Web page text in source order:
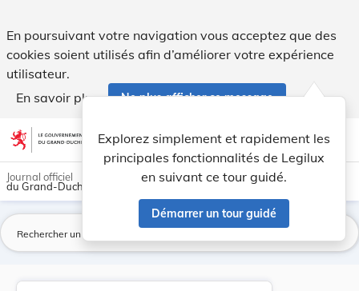
En poursuivant votre navigation vous acceptez que des
cookies soient utilisés afin d’améliorer votre expérience
utilisateur.
En savoir plus
Ne plus afficher ce message
Aller au contenu account_circle help Aide
Explorez simplement et rapidement les
principales fonctionnalités de Legilux
en suivant ce tour guidé.
Démarrer un tour guidé
light_mode dark_mode
Journal officiel
du Grand-Duché de Luxembourg